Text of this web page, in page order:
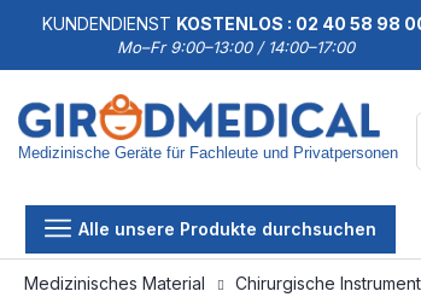
KUNDENDIENST KOSTENLOS : 02 40 58 98
Mo–Fr 9:00–13:00 / 14:00–17:00
Medizinische Geräte für Fachleute und Privatpersonen
Alle unsere Produkte durchsuchen
Medizinisches Material Chirurgische